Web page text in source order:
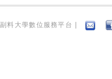
副料大學數位服務平台 |